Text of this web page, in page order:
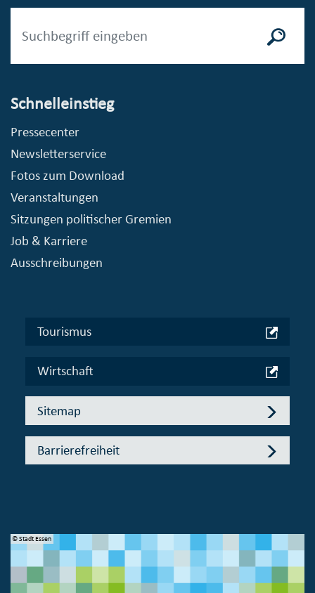
Schnelleinstieg
Pressecenter
Newsletterservice
Fotos zum Download
Veranstaltungen
Sitzungen politischer Gremien
Job & Karriere
Ausschreibungen
Tourismus
Wirtschaft
Sitemap
Barrierefreiheit
© Stadt Essen